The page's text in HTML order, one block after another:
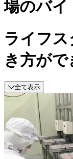
場のバイ
ライフ
き方が
全て表示